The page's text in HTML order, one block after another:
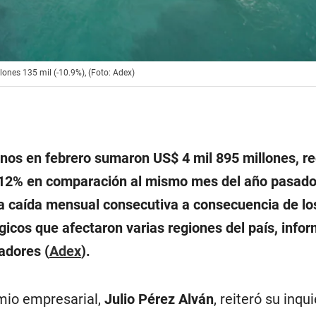
135 mil (-10.9%), (Foto: Adex)
en febrero sumaron US$ 4 mil 895 millones,
en comparación al mismo mes del año
caída mensual consecutiva a consecuencia de
que afectaron varias regiones del país,
(Adex).
empresarial, Julio Pérez Alván, reiteró su